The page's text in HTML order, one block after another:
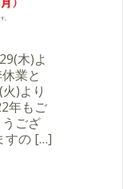
木)よ
業と
)より
年もご
ござ
すの […]